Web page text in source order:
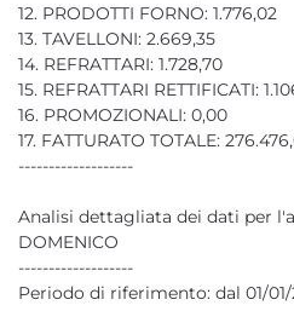
12. PRODOTTI FORNO: 1.776,02
13. TAVELLONI: 2.669,35
14. REFRATTARI: 1.728,70
15. REFRATTARI RETTIFICATI:
16. PROMOZIONALI: 0,00
17. FATTURATO TOTALE:
-------------------
Analisi dettagliata dei dati per
DOMENICO
-------------------
Periodo di riferimento: dal 01/01/